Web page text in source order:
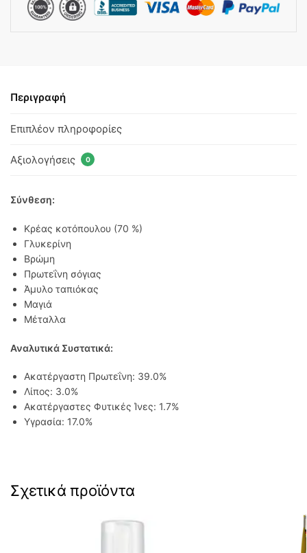
Περιγραφή
Επιπλέον πληροφορίες
Αξιολογήσεις 0
Σύνθεση:
Κρέας κοτόπουλου (70 %)
Γλυκερίνη
Βρώμη
Πρωτεΐνη σόγιας
Άμυλο ταπιόκας
Μαγιά
Μέταλλα
Αναλυτικά Συστατικά:
Ακατέργαστη Πρωτεΐνη: 39.0%
Λίπος: 3.0%
Ακατέργαστες Φυτικές Ίνες: 1.7%
Υγρασία: 17.0%
Σχετικά προϊόντα